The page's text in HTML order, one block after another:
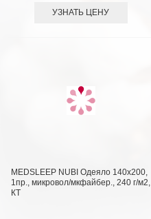
УЗНАТЬ ЦЕНУ
MEDSLEEP NUBI Одеяло 140х200,
1пр., микровол/мкфайбер., 240 г/м2,
КТ